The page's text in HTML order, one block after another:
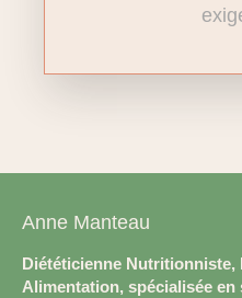
Anne Manteau
Diététicienne Nutritionniste,
Alimentation, spécialisée